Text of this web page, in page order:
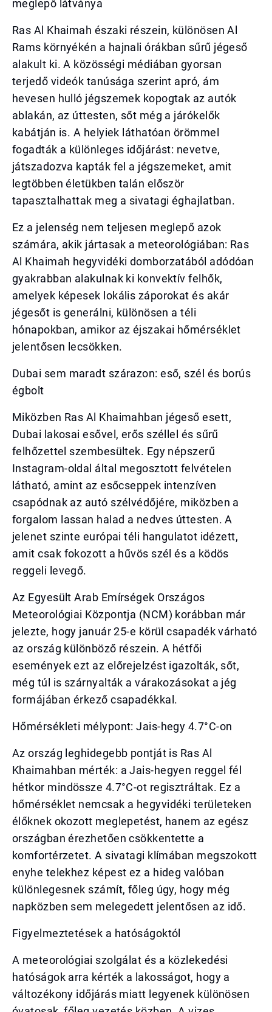
meglepő látványa
Ras Al Khaimah északi részein, különösen Al
Rams környékén a hajnali órákban sűrű jégeső
alakult ki. A közösségi médiában gyorsan
terjedő videók tanúsága szerint apró, ám
hevesen hulló jégszemek kopogtak az autók
ablakán, az úttesten, sőt még a járókelők
kabátján is. A helyiek láthatóan örömmel
fogadták a különleges időjárást: nevetve,
játszadozva kapták fel a jégszemeket, amit
legtöbben életükben talán először
tapasztalhattak meg a sivatagi éghajlatban.
Ez a jelenség nem teljesen meglepő azok
számára, akik jártasak a meteorológiában: Ras
Al Khaimah hegyvidéki domborzatából adódóan
gyakrabban alakulnak ki konvektív felhők,
amelyek képesek lokális záporokat és akár
jégesőt is generálni, különösen a téli
hónapokban, amikor az éjszakai hőmérséklet
jelentősen lecsökken.
Dubai sem maradt szárazon: eső, szél és borús
égbolt
Miközben Ras Al Khaimahban jégeső esett,
Dubai lakosai esővel, erős széllel és sűrű
felhőzettel szembesültek. Egy népszerű
Instagram-oldal által megosztott felvételen
látható, amint az esőcseppek intenzíven
csapódnak az autó szélvédőjére, miközben a
forgalom lassan halad a nedves úttesten. A
jelenet szinte európai téli hangulatot idézett,
amit csak fokozott a hűvös szél és a ködös
reggeli levegő.
Az Egyesült Arab Emírségek Országos
Meteorológiai Központja (NCM) korábban már
jelezte, hogy január 25-e körül csapadék várható
az ország különböző részein. A hétfői
események ezt az előrejelzést igazolták, sőt,
még túl is szárnyalták a várakozásokat a jég
formájában érkező csapadékkal.
Hőmérsékleti mélypont: Jais-hegy 4.7°C-on
Az ország leghidegebb pontját is Ras Al
Khaimahban mérték: a Jais-hegyen reggel fél
hétkor mindössze 4.7°C-ot regisztráltak. Ez a
hőmérséklet nemcsak a hegyvidéki területeken
élőknek okozott meglepetést, hanem az egész
országban érezhetően csökkentette a
komfortérzetet. A sivatagi klímában megszokott
enyhe telekhez képest ez a hideg valóban
különlegesnek számít, főleg úgy, hogy még
napközben sem melegedett jelentősen az idő.
Figyelmeztetések a hatóságoktól
A meteorológiai szolgálat és a közlekedési
hatóságok arra kérték a lakosságot, hogy a
változékony időjárás miatt legyenek különösen